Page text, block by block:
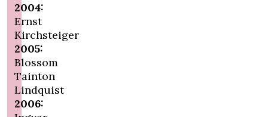
2004:
Ernst
Kirchsteiger
2005:
Blossom
Tainton
Lindquist
2006: